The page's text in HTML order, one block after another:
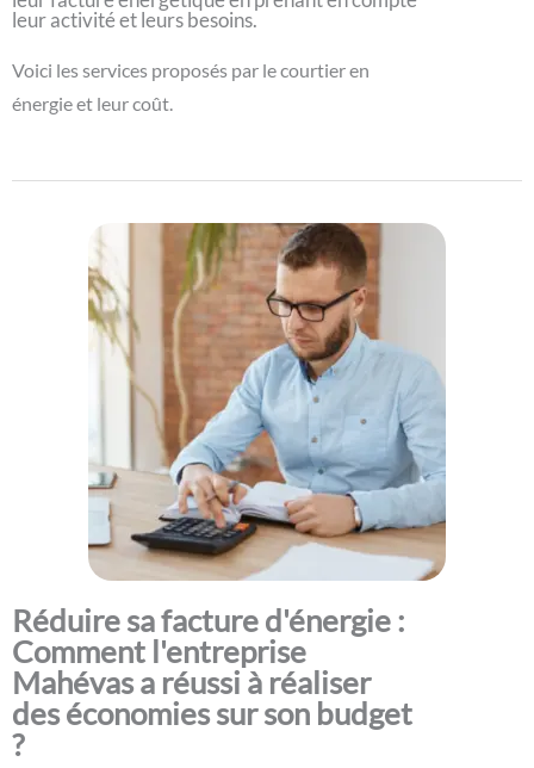
leur activité et leurs besoins.
Voici les services proposés par le courtier en
énergie et leur coût.
Réduire sa facture d'énergie :
Comment l'entreprise
Mahévas a réussi à réaliser
des économies sur son budget
?